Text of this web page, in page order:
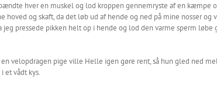
hver en muskel og lod kroppen gennemryste af en kæmpe
og skaft, da det løb ud af hende og ned på mine nosser og
pressede pikken helt op i hende og lod den varme sperm
velopdragen pige ville Helle igen gøre rent, så hun gled ned
et vådt kys.